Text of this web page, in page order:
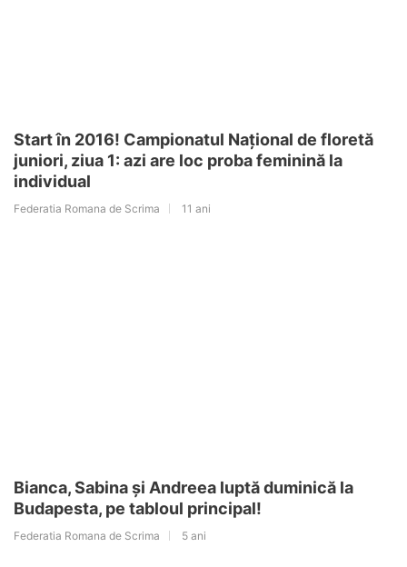
Start în 2016! Campionatul Național de floretă
juniori, ziua 1: azi are loc proba feminină la
individual
Federatia Romana de Scrima 11 ani
Bianca, Sabina și Andreea luptă duminică la
Budapesta, pe tabloul principal!
Federatia Romana de Scrima 5 ani